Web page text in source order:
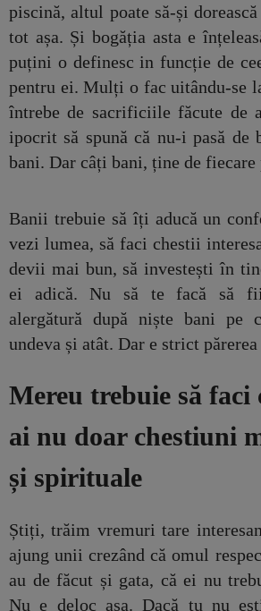
piscină, altul poate să-și
tot așa. Și bogăția asta e
puțini o definesc in funcție de
pentru ei. Mulți o fac uitându-se
întrebe de sacrificiile făcute de
ipocrit să spună că nu-i pasă de
bani. Dar câți bani, ține de fiecare
Banii trebuie să îți aducă un
vezi lumea, să faci chestii
devii mai bun, să investești în
ei adică. Nu să te facă să
alergătură după niște bani pe
undeva și atât. Dar e strict părerea
Mereu trebuie să faci
ai nu doar chestiuni
și spirituale
Știți, trăim vremuri tare
ajung unii crezând că omul
au de făcut și gata, că ei nu
Nu e deloc așa. Dacă tu nu